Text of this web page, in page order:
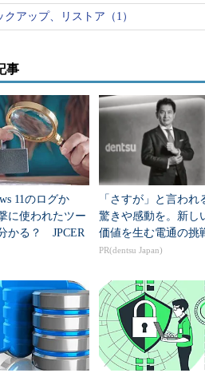
DB付属のユーティリィティ
アップ対象とするバックエンド
イルであるDB_CONFIGファイ
クションログファイル（log.*ファ
」からの相対パス（ここでは、「
ブと、「set_lg_dir」ディレクティ
あることを指定しています。
行例は、Berkeley DBが「/usr/
ており、-Dオプションを利用し
クションログファイルの位置を読
トランザクションログファイルの
全なリカバリを実現するために、データ更新時に
みを行っています。チェックポイントとは、ト
タファイルへも書き戻す処理です。チェックポ
アップ、リストア（1）
事
11のログか
に使われたツー
かる？ JPCER
「さすが」と言われ
驚きや感動を。新し
価値を生む電通の挑
PR(dentsu Japan)